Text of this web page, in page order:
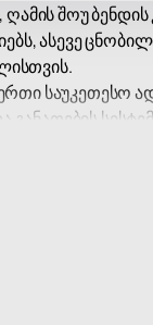
შოუ
ასევე ცნობილი
საუკეთესო